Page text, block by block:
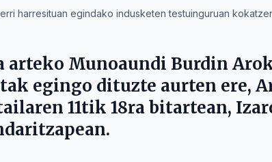
harresituan egindako indusketen testuinguruan
arteko Munoaundi Burdin
egingo dituzte aurten ere,
11tik 18rabitartean,